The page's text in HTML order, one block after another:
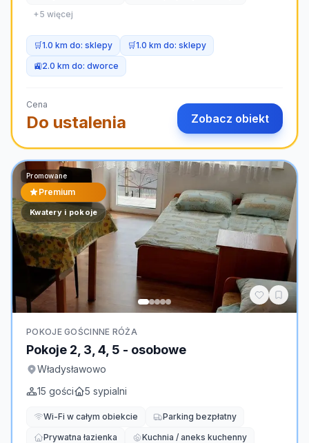
+5 więcej
🛒1.0 km do: sklepy 🛒1.0 km do: sklepy
🚉2.0 km do: dworce
Cena
Do ustalenia Zobacz obiekt
Promowane
Premium
Kwatery i pokoje
POKOJE GOŚCINNE RÓŻA
Pokoje 2, 3, 4, 5 - osobowe
Władysławowo
15 gości 5 sypialni
Wi-Fi w całym obiekcie
Parking bezpłatny
Prywatna łazienka
Kuchnia / aneks kuchenny